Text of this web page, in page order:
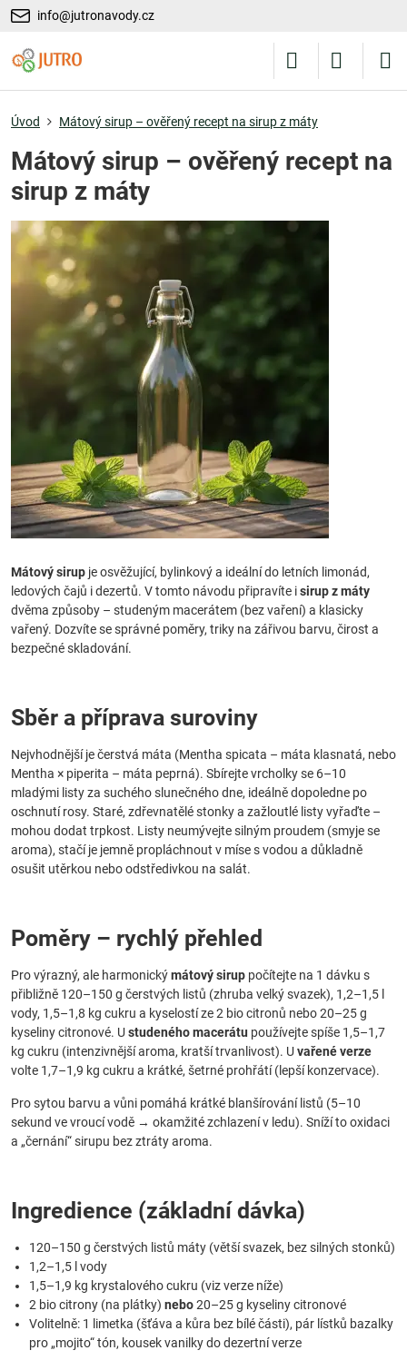
info@jutronavody.cz
Úvod Mátový sirup – ověřený recept na sirup z máty
Mátový sirup – ověřený recept na
sirup z máty
Mátový sirup je osvěžující, bylinkový a ideální do letních limonád,
ledových čajů i dezertů. V tomto návodu připravíte isirup z máty
dvěma způsoby – studeným macerátem (bez vaření) a klasicky
vařený. Dozvíte se správné poměry, triky na zářivou barvu, čirost a
bezpečné skladování.
Sběr a příprava suroviny
Nejvhodnější je čerstvá máta (Mentha spicata – máta klasnatá, nebo
Mentha × piperita – máta peprná). Sbírejte vrcholky se 6–10
mladými listy za suchého slunečného dne, ideálně dopoledne po
oschnutí rosy. Staré, zdřevnatělé stonky a zažloutlé listy vyřaďte –
mohou dodat trpkost. Listy neumývejte silným proudem (smyje se
aroma), stačí je jemně propláchnout v míse s vodou a důkladně
osušit utěrkou nebo odstředivkou na salát.
Poměry – rychlý přehled
Pro výrazný, ale harmonickýmátový sirup počítejte na 1 dávku s
přibližně 120–150 g čerstvých listů (zhruba velký svazek), 1,2–1,5 l
vody, 1,5–1,8 kg cukru a kyselostí ze 2 bio citronů nebo 20–25 g
kyseliny citronové. Ustudeného macerátu používejte spíše 1,5–1,7
kg cukru (intenzivnější aroma, kratší trvanlivost). Uvařené verze
volte 1,7–1,9 kg cukru a krátké, šetrné prohřátí (lepší konzervace).
Pro sytou barvu a vůni pomáhá krátké blanšírování listů (5–10
sekund ve vroucí vodě → okamžité zchlazení v ledu). Sníží to oxidaci
a „černání“ sirupu bez ztráty aroma.
Ingredience (základní dávka)
120–150 g čerstvých listů máty (větší svazek, bez silných stonků)
1,2–1,5 l vody
1,5–1,9 kg krystalového cukru (viz verze níže)
2 bio citrony (na plátky) nebo20–25 g kyseliny citronové
Volitelně: 1 limetka (šťáva a kůra bez bílé části), pár lístků bazalky
pro „mojito“ tón, kousek vanilky do dezertní verze